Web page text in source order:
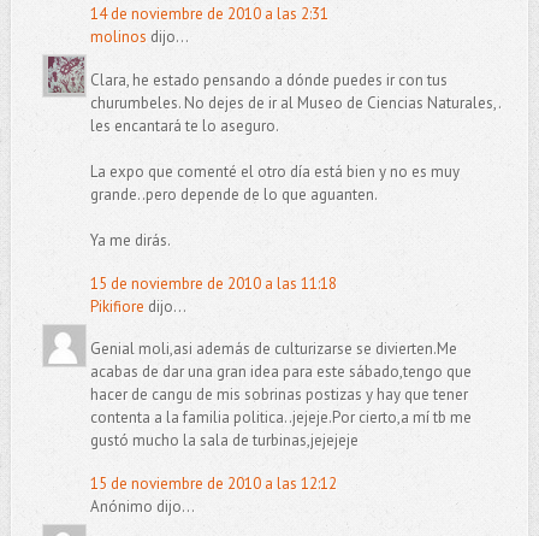
14 de noviembre de 2010 a las 2:31
molinos dijo...
Clara, he estado pensando a dónde puedes ir con tus
churumbeles. No dejes de ir al Museo de Ciencias Naturales,.
les encantará te lo aseguro.
La expo que comenté el otro día está bien y no es muy
grande..pero depende de lo que aguanten.
Ya me dirás.
15 de noviembre de 2010 a las 11:18
Pikifiore dijo...
Genial moli,asi además de culturizarse se divierten.Me
acabas de dar una gran idea para este sábado,tengo que
hacer de cangu de mis sobrinas postizas y hay que tener
contenta a la familia politica..jejeje.Por cierto,a mí tb me
gustó mucho la sala de turbinas,jejejeje
15 de noviembre de 2010 a las 12:12
Anónimo dijo...